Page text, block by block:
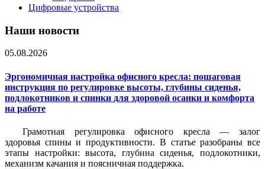
Цифровые устройства
Наши новости
05.08.2026
Эргономичная настройка офисного кресла: пошаговая
инструкция по регулировке высоты, глубины сиденья,
подлокотников и спинки для здоровой осанки и комфорта
на работе
Грамотная регулировка офисного кресла — залог
здоровья спины и продуктивности. В статье разобраны все
этапы настройки: высота, глубина сиденья, подлокотники,
механизм качания и поясничная поддержка.